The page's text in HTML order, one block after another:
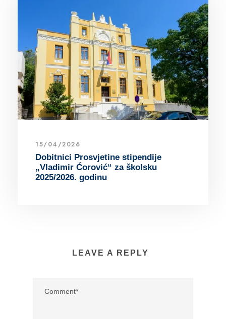
15/04/2026
Dobitnici Prosvjetine stipendije
„Vladimir Ćorović“ za školsku
2025/2026. godinu
LEAVE A REPLY